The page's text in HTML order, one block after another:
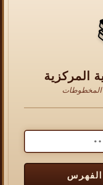
المركزية
المخطوطات
الفهرس